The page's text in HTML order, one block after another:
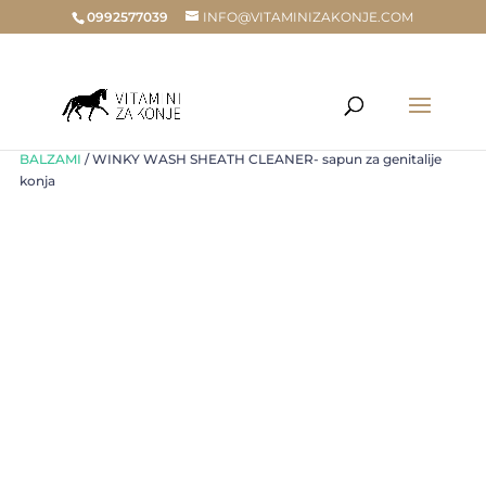
0992577039 INFO@VITAMINIZAKONJE.COM
BALZAMI / WINKY WASH SHEATH CLEANER- sapun za genitalije
konja